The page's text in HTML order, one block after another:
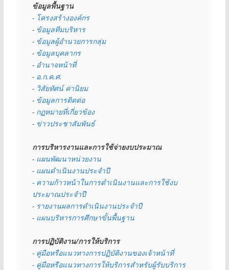
ข้อมูลพื้นฐาน
- โครงสร้างองค์กร
- ข้อมูลทีมบริหาร
- ข้อมูลผู้อำนวยการกลุ่ม
- ข้อมูลบุคลากร
- อำนาจหน้าที่
- อ.ก.ค.ศ.
- วิสัยทัศน์ ค่านิยม
- ข้อมูลการติดต่อ
- กฏหมายที่เกี่ยวข้อง
- ข่าวประชาสัมพันธ์
การบริหารงานและการใช้จ่ายงบประมาณ
- แผนพัฒนาหน่วยงาน
- แผนดำเนินงานประจำปี
- ความก้าวหน้าในการดำเนินงานและการใช้งบ
ประมาณประจำปี
- รายงานผลการดำเนินงานประจำปี
- แผนบริหารการศึกษาขั้นพื้นฐาน
การปฏิบัติงาน/การให้บริการ
- คู่มือหรือแนวทางการปฏิบัติงานของเจ้าหน้าที่
- คู่มือหรือแนวทางการให้บริการสำหรับผู้รับบริการ